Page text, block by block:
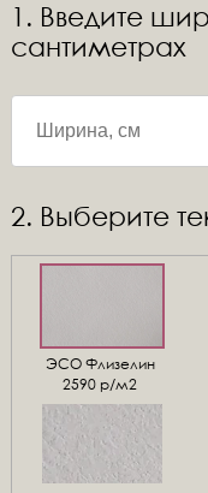
1. Введите
сантиметрах
2. Выберите
ЭСО Флизелин
2590 р/м2